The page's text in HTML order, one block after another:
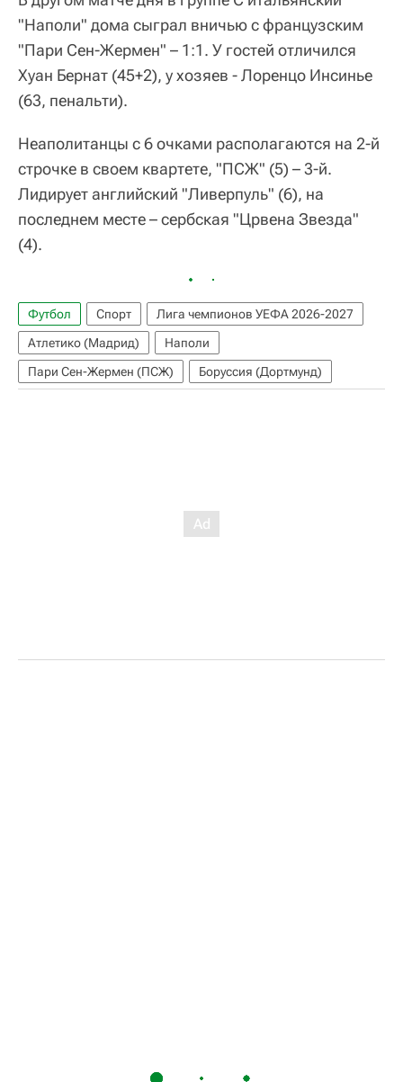
"Наполи" дома сыграл вничью с французским
"Пари Сен-Жермен" – 1:1. У гостей отличился
Хуан Бернат (45+2), у хозяев - Лоренцо Инсинье
(63, пенальти).
Неаполитанцы с 6 очками располагаются на 2-й
строчке в своем квартете, "ПСЖ" (5) – 3-й.
Лидирует английский "Ливерпуль" (6), на
последнем месте – сербская "Црвена Звезда"
(4).
Футбол Спорт
Лига чемпионов УЕФА 2026-2027
Атлетико (Мадрид)
Наполи
Пари Сен-Жермен (ПСЖ)
Боруссия (Дортмунд)